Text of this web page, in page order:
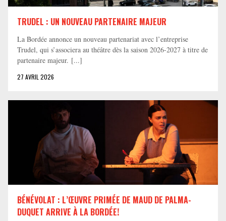
TRUDEL : UN NOUVEAU PARTENAIRE MAJEUR
La Bordée annonce un nouveau partenariat avec l’entreprise
Trudel, qui s’associera au théâtre dès la saison 2026-2027 à titre de
partenaire majeur. [...]
27 AVRIL 2026
BÉNÉVOLAT : L’ŒUVRE PRIMÉE DE MAUD DE PALMA-
DUQUET ARRIVE À LA BORDÉE!